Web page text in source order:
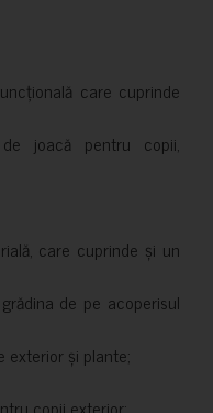
care cuprinde
joacă pentru copii,
care cuprinde și un
de pe acoperisul
exterior și plante;